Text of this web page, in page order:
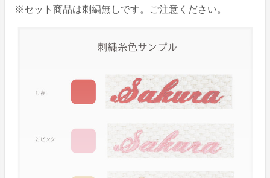
※セット商品は刺繍無しです。ご注意ください。